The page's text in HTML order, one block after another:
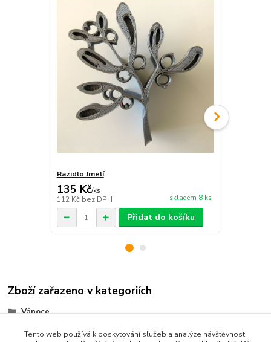
Razidlo Jmelí
135 Kč/ks
112 Kč bez DPH skladem 8 ks
Přidat do košíku
Zboží zařazeno v kategoriích
Vánoce
Rostliny a květiny
Tento web používá k poskytování služeb a analýze návštěvnosti